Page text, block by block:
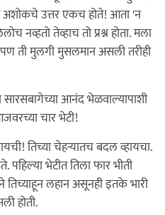
उत्तर एकच होते! आता 'न
नव्हतो तेव्हाच तो प्रश्न होता. मला
ती मुलगी मुसलमान असली तरीही
सारसबागेच्या आनंद भेळवाल्यापाशी
चार भेटी!
तिच्या चेहर्‍यातच बदल व्हायचा.
पहिल्या भेटीत तिला फार भीती
तिच्याहून लहान असूनही इतके भारी
होती.